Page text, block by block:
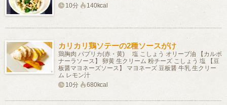
10分
140kcal
カリカリ鶏ソテーの2種ソースがけ
鶏胸肉 パプリカ(赤・黄) 塩 こしょう オリーブ油 【カルボ
ナーラソース】 卵黄 生クリーム 粉チーズ こしょう 塩 【豆
板醤マヨネーズソース】 マヨネーズ 豆板醤 牛乳 生クリー
ム レモン汁
10分
680kcal